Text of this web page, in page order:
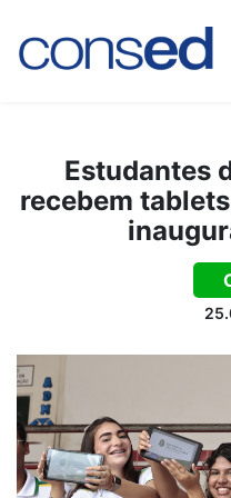
Estudantes
recebem